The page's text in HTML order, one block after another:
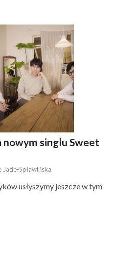
nowym singlu Sweet
Jade-Spławińska
usłyszymy jeszcze w tym